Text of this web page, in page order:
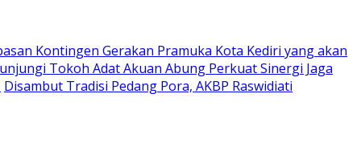
Kontingen Gerakan Pramuka Kota Kediri yang akan
Tokoh Adat Akuan Abung Perkuat Sinergi Jaga
Disambut Tradisi Pedang Pora, AKBP Raswidiati